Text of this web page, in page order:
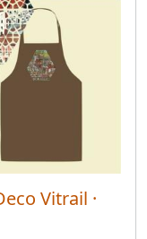
Vitrail ·